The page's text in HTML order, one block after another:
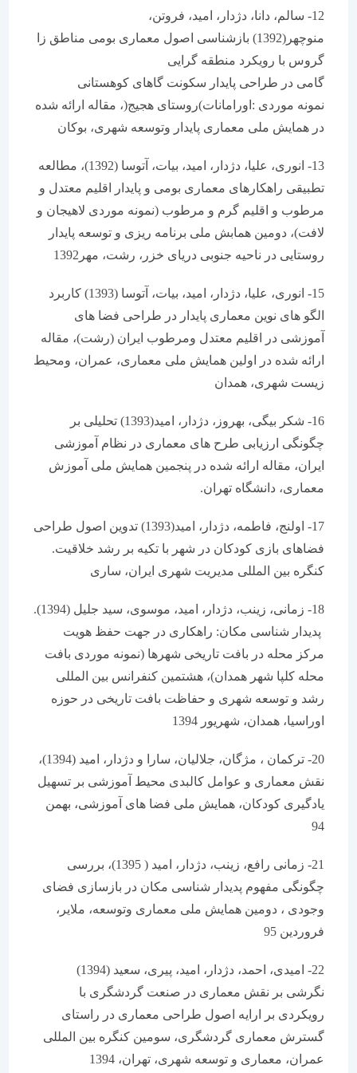
12- سالم، دانا، دژدار، امید، فروتن،
منوچهر(1392) بازشناسی اصول معماری بومی مناطق زا
گروس با رویکرد منطقه گرایی
گامی در طراحی پایدار سکونت گاهای کوهستانی
نمونه موردی :اورامانات)روستای هجیج(، مقاله ارائه شده
در همایش ملی معماری پایدار وتوسعه شهری، بوکان
13- انوری، علیا، دژدار، امید، بیات، آتوسا (1392)، مطالعه
تطبیقی راهکارهای معماری بومی و پایدار اقلیم معتدل و
مرطوب و اقلیم گرم و مرطوب (نمونه موردی لاهیجان و
لافت)، دومین همابش ملی برنامه ریزی و توسعه پایدار
روستایی در ناحیه جنوبی دریای خزر، رشت، مهر1392
15- انوری، علیا، دژدار، امید، بیات، آتوسا (1393) کاربرد
الگو های نوین معماری پایدار در طراحی فضا های
آموزشی در اقلیم معتدل ومرطوب ایران (رشت)، مقاله
ارائه شده در اولین همایش ملی معماری، عمران، ومحیط
زیست شهری، همدان
16- شکر بیگی، بهروز، دژدار، امید(1393) تحلیلی بر
چگونگی ارزیابی طرح های معماری در نظام آموزشی
ایران، مقاله ارائه شده در پنجمین همایش ملی آموزش
معماری، دانشگاه تهران.
17- اولنج، فاطمه، دژدار، امید(1393) تدوین اصول طراحی
فضاهای بازی کودکان در شهر با تکیه بر رشد خلاقیت.
کنگره بین المللی مدیریت شهری ایران، ساری
18- زمانی، زینب، دژدار، امید، موسوی، سید جلیل (1394).
پدیدار شناسی مکان: راهکاری در جهت حفظ هویت
مرکز محله در بافت تاریخی شهرها (نمونه موردی بافت
محله کلپا شهر همدان)، هشتمین کنفرانس بین المللی
رشد و توسعه شهری و حفاظت بافت تاریخی در حوزه
اوراسیا، همدان، شهریور 1394
20- ترکمان ، مژگان، جلالیان، سارا و دژدار، امید (1394)،
نقش معماری و عوامل کالبدی محیط آموزشی بر تسهیل
یادگیری کودکان، همایش ملی فضا های آموزشی، بهمن
21- زمانی رافع، زینب، دژدار، امید ( 1395)، بررسی
چگونگی مفهوم پدیدار شناسی مکان در بازسازی فضای
وجودی ، دومین همایش ملی معماری وتوسعه، ملایر،
فروردین 95
22- امیدی، احمد، دژدار، امید، پیری، سعید (1394)
نگرشی بر نقش معماری در صنعت گردشگری با
رویکردی بر ارایه اصول طراحی معماری در راستای
گسترش معماری گردشگری، سومین کنگره بین المللی
عمران، معماری و توسعه شهری، تهران، 1394